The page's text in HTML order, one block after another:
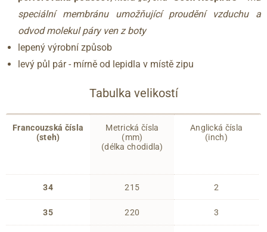
speciální membránu umožňující proudění vzduchu a
odvod molekul páry ven z boty
lepený výrobní způsob
levý půl pár - mírně od lepidla v místě zipu
Tabulka velikostí
Francouzská čísla
(steh)
34
35
Metrická čísla
(mm)
(délka chodidla)
215
220
Anglická čísla
(inch)
2
3